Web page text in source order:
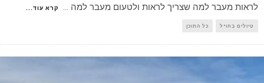
לראות מעבר למה שצריך לראות ולטעום מעבר למה ... קרא עוד...
טיולים בחו"ל כל התוכן